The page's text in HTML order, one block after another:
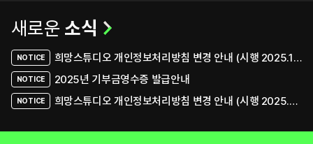
새로운 소식
NOTICE 희망스튜디오 개인정보처리방침 변경 안내 (시행 2025.12.31)
NOTICE 2025년 기부금영수증 발급안내
NOTICE 희망스튜디오 개인정보처리방침 변경 안내 (시행 2025.05.07)